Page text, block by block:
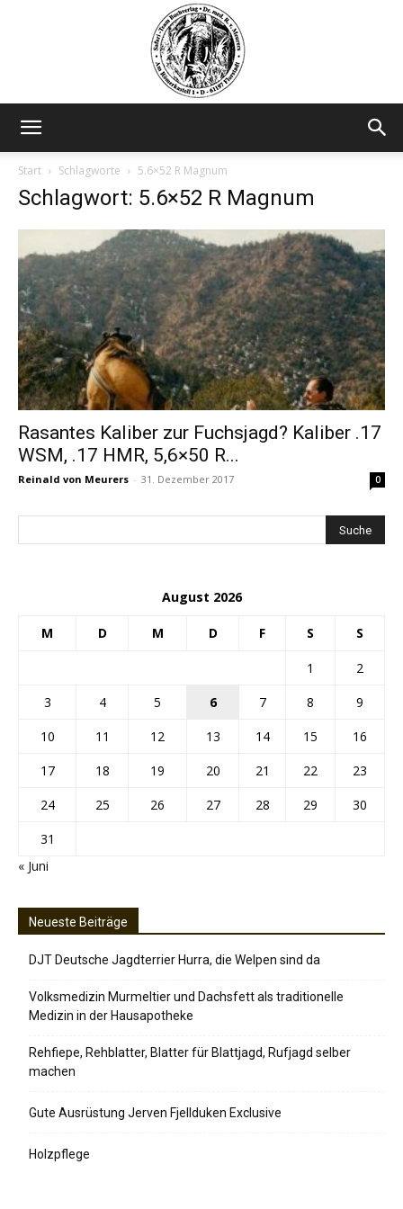
Start
Schlagworte 5.6×52 R Magnum
Schlagwort: 5.6×52 R Magnum
Rasantes Kaliber zur Fuchsjagd? Kaliber .17
WSM, .17 HMR, 5,6×50 R...
Reinald von Meurers - 31. Dezember 2017 0
August 2026
M D M D F S S
1
2
3
4 5 6 7 8
9
10
11 12 13 14 15
16
17
18 19 20 21 22
23
24
25 26 27 28 29
30
31
« Juni
Neueste Beiträge
DJT Deutsche Jagdterrier Hurra, die Welpen sind da
Volksmedizin Murmeltier und Dachsfett als traditionelle
Medizin in der Hausapotheke
Rehfiepe, Rehblatter, Blatter für Blattjagd, Rufjagd selber
machen
Gute Ausrüstung Jerven Fjellduken Exclusive
Holzpflege